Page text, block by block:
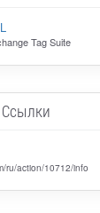
Tag Suite
Ссылки
ru/action/10712/info